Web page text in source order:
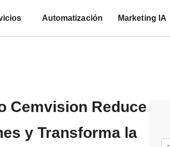
Automatización Marketing IA
Cemvision Reduce
y Transforma la